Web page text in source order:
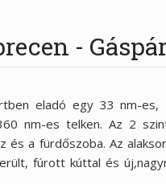
-
eladó egy 33 nm-
nm-es telken. Az 2
és a fürdőszoba. Az
fúrott kúttal és